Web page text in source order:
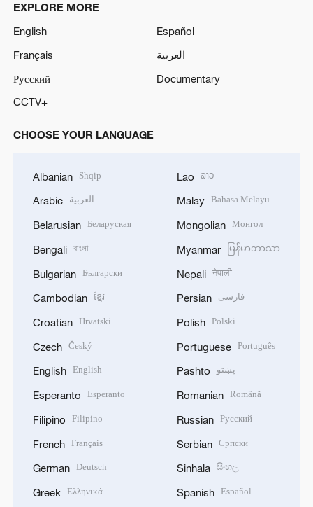
EXPLORE MORE
English
Español
Français
العربية
Русский
Documentary
CCTV+
CHOOSE YOUR LANGUAGE
Albanian Shqip
Arabic العربية
Belarusian Беларуская
Bengali বাংলা
Bulgarian Български
Cambodian ខ្មែរ
Croatian Hrvatski
Czech Český
English English
Esperanto Esperanto
Filipino Filipino
French Français
German Deutsch
Greek Ελληνικά
Lao ລາວ
Malay Bahasa Melayu
Mongolian Монгол
Myanmar မြန်မာဘာသာ
Nepali नेपाली
Persian فارسی
Polish Polski
Portuguese Português
Pashto پښتو
Romanian Română
Russian Русский
Serbian Српски
Sinhala සිංහල
Spanish Español